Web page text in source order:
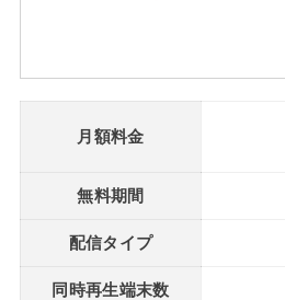
月額料金
無料期間
配信タイプ
同時再生端末数